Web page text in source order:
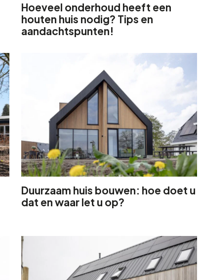
Hoeveel onderhoud heeft een
houten huis nodig? Tips en
aandachtspunten!
Duurzaam huis bouwen: hoe doet u
dat en waar let u op?